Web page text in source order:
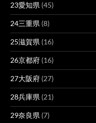
23愛知県 (45)
24三重県 (8)
25滋賀県 (16)
26京都府 (16)
27大阪府 (27)
28兵庫県 (21)
29奈良県 (7)